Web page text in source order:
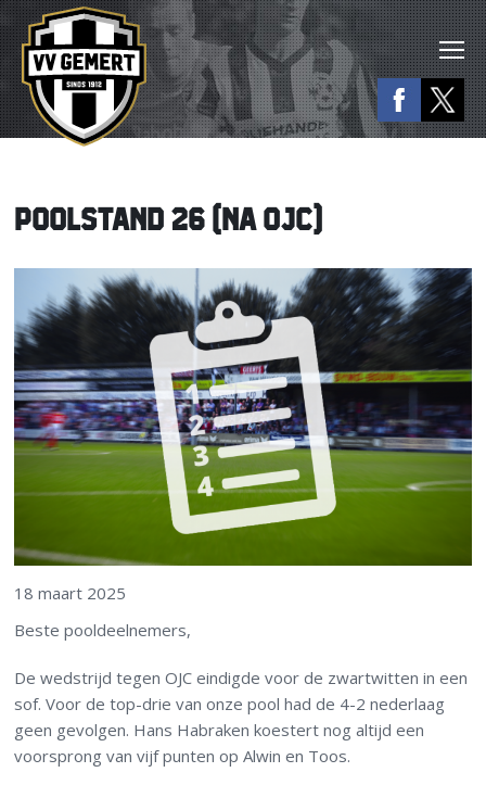
POOLSTAND 26 (NA OJC)
18 maart 2025
Beste pooldeelnemers,
De wedstrijd tegen OJC eindigde voor de zwartwitten in een
sof. Voor de top-drie van onze pool had de 4-2 nederlaag
geen gevolgen. Hans Habraken koestert nog altijd een
voorsprong van vijf punten op Alwin en Toos.